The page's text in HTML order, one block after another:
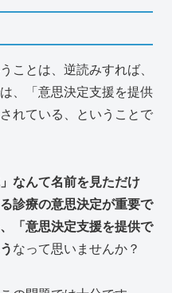
ことは、逆読みすれば、
、「意思決定支援を提供
れている、ということで
なんて名前を見ただけ
診療の意思決定が重要で
「意思決定支援を提供で
なって思いませんか？